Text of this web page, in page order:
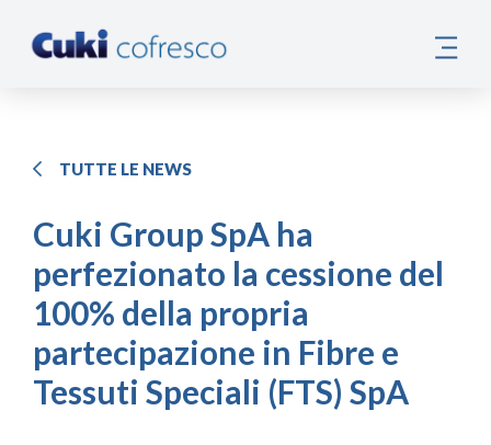
TUTTE LE NEWS
Cuki Group SpA ha
perfezionato la cessione del
100% della propria
partecipazione in Fibre e
Tessuti Speciali (FTS) SpA